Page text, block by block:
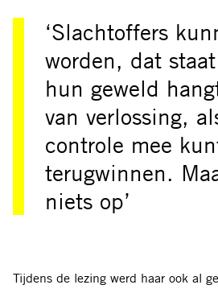
‘Slachtoffers
worden, dat
hun geweld
van verlossing,
controle mee
terugwinnen.
niets op’
Tijdens de lezing werd haar ook al